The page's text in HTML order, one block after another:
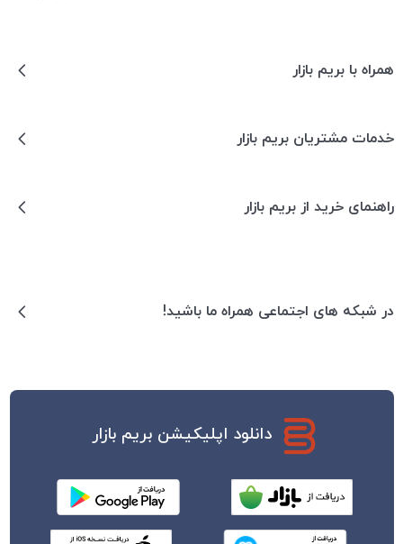
همراه با بریم بازار
خدمات مشتریان بریم بازار
راهنمای خرید از بریم بازار
در شبکه های اجتماعی همراه ما باشید!
دانلود اپلیکیشن بریم بازار